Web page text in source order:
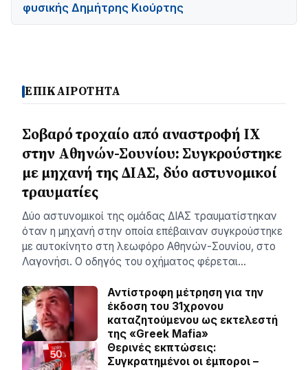
φυσικής Δημήτρης Κιούρτης
ΕΠΙΚΑΙΡΟΤΗΤΑ
Σοβαρό τροχαίο από αναστροφή ΙΧ
στην Αθηνών-Σουνίου: Συγκρούστηκε
με μηχανή της ΔΙΑΣ, δύο αστυνομικοί
τραυματίες
Δύο αστυνομικοί της ομάδας ΔΙΑΣ τραυματίστηκαν
όταν η μηχανή στην οποία επέβαιναν συγκρούστηκε
με αυτοκίνητο στη λεωφόρο Αθηνών-Σουνίου, στο
Λαγονήσι. Ο οδηγός του οχήματος φέρεται…
Αντίστροφη μέτρηση για την
έκδοση του 31χρονου
καταζητούμενου ως εκτελεστή
της «Greek Mafia»
Θερινές εκπτώσεις:
Συγκρατημένοι οι έμποροι –